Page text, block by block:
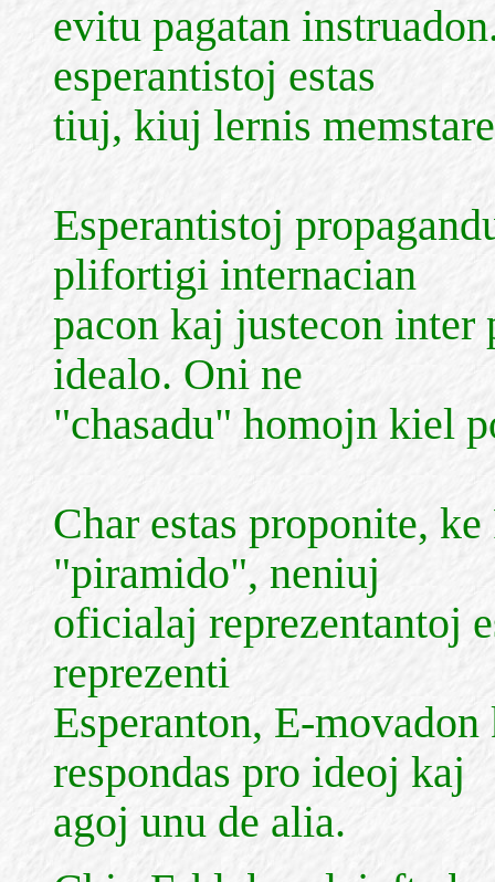
evitu pagatan
esperantistoj estas
tiuj, kiuj lernis
Esperantistoj
plifortigi internacian
pacon kaj justecon
idealo. Oni ne
"chasadu" homojn kiel
Char estas proponite,
"piramido", neniuj
oficialaj reprezentantoj
reprezenti
Esperanton, E-
respondas pro ideoj kaj
agoj unu de alia.